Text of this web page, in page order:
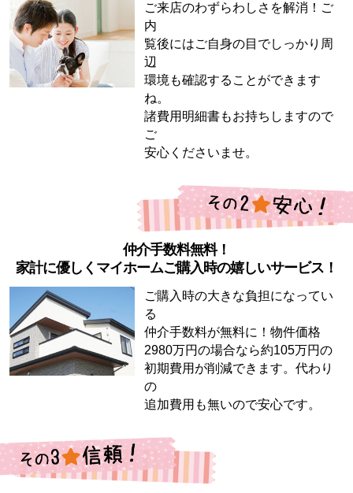
ご来店のわずらわしさを解消！ご
内
覧後にはご自身の目でしっかり周
辺
環境も確認することができます
ね。
諸費用明細書もお持ちしますので
ご
安心くださいませ。
仲介手数料無料！
家計に優しくマイホームご購入時の嬉しいサービス！
ご購入時の大きな負担になってい
る
仲介手数料が無料に！物件価格
2980万円の場合なら約105万円の
初期費用が削減できます。代わり
の
追加費用も無いので安心です。